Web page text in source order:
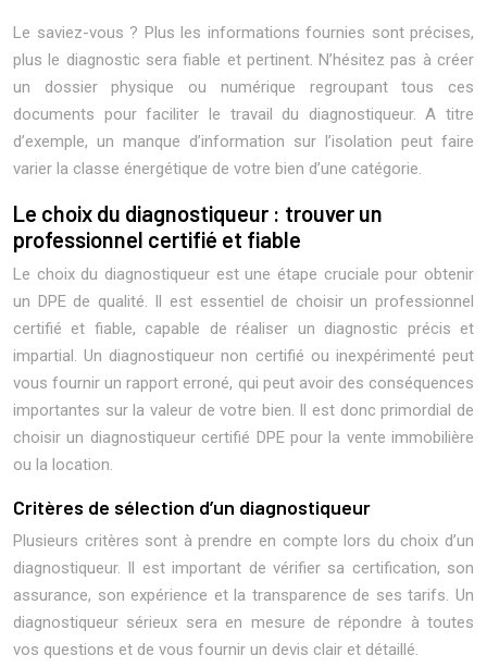
Le saviez-vous ? Plus les informations fournies sont précises,
plus le diagnostic sera fiable et pertinent. N’hésitez pas à créer
un dossier physique ou numérique regroupant tous ces
documents pour faciliter le travail du diagnostiqueur. A titre
d’exemple, un manque d’information sur l’isolation peut faire
varier la classe énergétique de votre bien d’une catégorie.
Le choix du diagnostiqueur : trouver un
professionnel certifié et fiable
Le choix du diagnostiqueur est une étape cruciale pour obtenir
un DPE de qualité. Il est essentiel de choisir un professionnel
certifié et fiable, capable de réaliser un diagnostic précis et
impartial. Un diagnostiqueur non certifié ou inexpérimenté peut
vous fournir un rapport erroné, qui peut avoir des conséquences
importantes sur la valeur de votre bien. Il est donc primordial de
choisir un diagnostiqueur certifié DPE pour la vente immobilière
ou la location.
Critères de sélection d’un diagnostiqueur
Plusieurs critères sont à prendre en compte lors du choix d’un
diagnostiqueur. Il est important de vérifier sa certification, son
assurance, son expérience et la transparence de ses tarifs. Un
diagnostiqueur sérieux sera en mesure de répondre à toutes
vos questions et de vous fournir un devis clair et détaillé.